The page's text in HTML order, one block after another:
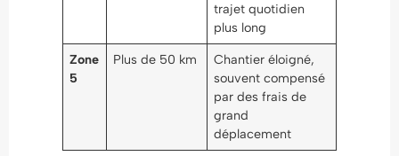
trajet quotidien
plus long
Zone
5
Plus de 50 km
Chantier éloigné,
souvent compensé
par des frais de
grand
déplacement